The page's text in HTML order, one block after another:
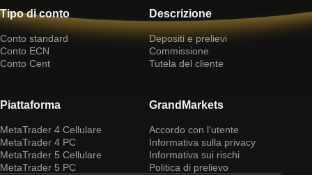
Tipo di conto
Conto standard
Conto ECN
Conto Cent
Descrizione
Depositi e prelievi
Commissione
Tutela del cliente
Piattaforma
MetaTrader 4 Cellulare
MetaTrader 4 PC
MetaTrader 5 Cellulare
MetaTrader 5 PC
GrandMarkets
Accordo con l'utente
Informativa sulla privacy
Informativa sui rischi
Politica di prelievo